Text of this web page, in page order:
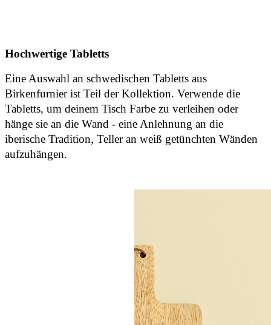
Hochwertige Tabletts
Eine Auswahl an schwedischen Tabletts aus
Birkenfurnier ist Teil der Kollektion. Verwende die
Tabletts, um deinem Tisch Farbe zu verleihen oder
hänge sie an die Wand - eine Anlehnung an die
iberische Tradition, Teller an weiß getünchten Wänden
aufzuhängen.